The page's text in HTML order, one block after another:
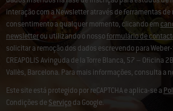
interação com a Newsletter através de ferramentas de
consentimento a qualquer momento, clicando em
newsletterou utilizando o nossoformulário de
solicitar a remoção dos dados escrevendo para
CREAPOLIS Avinguda de la Torre Blanca, 57 – Oficina
Vallès, Barcelona. Para mais informações, consulta a
Este site está protegido por reCAPTCHA e aplica-se a
Condições deServiçoda Google.